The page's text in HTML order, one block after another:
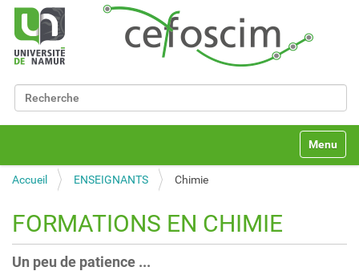
Chercher par
v
Toggle
Accueil ENSEIGNANTS Chimie
FORMATIONS EN CHIMIE
Un peu de patience ...